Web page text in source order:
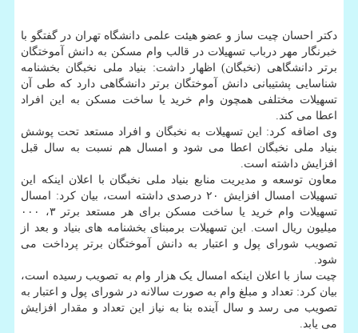
دکتر احسان چیت ساز و عضو هیئت علمی دانشگاه تهران در گفتگو با
خبرنگار مهر درباب تسهیلات در قالب وام مسکن به دانش آموختگان
برتر دانشگاهی (نخبگان) اظهار داشت: بنیاد ملی نخبگان بخشنامه
شناسایی پشتیبانی دانش آموختگان برتر دانشگاهی دارد که طی آن
تسهیلات مختلفی همچون وام خرید یا ساخت مسکن به این افراد
اعطا می کند.
وی اضافه کرد: این تسهیلات به نخبگان و افراد مستعد تحت پوشش
بنیاد ملی نخبگان اعطا می شود و امسال هم نسبت به سال قبل
افزایش داشته است.
معاون توسعه و مدیریت منابع بنیاد ملی نخبگان با اعلان اینکه این
تسهیلات امسال افزایش ۲۰ درصدی داشته است، بیان کرد: امسال
تسهیلات وام خرید یا ساخت مسکن برای هر مستعد برتر ۳، ۰۰۰
میلیون ریال است. این تسهیلات برمبنای بخشنامه های بنیاد و بعد از
تصویب شورای پول و اعتبار به دانش آموختگان برتر پرداخت می
شود.
چیت ساز با اعلان اینکه امسال یک هزار وام به تصویب رسیده است،
بیان کرد: تعداد و مبلغ وام به صورت سالانه در شورای پول و اعتبار به
تصویب می رسد و سال آینده بنا به نیاز این تعداد و مقدار افزایش
می یابد.